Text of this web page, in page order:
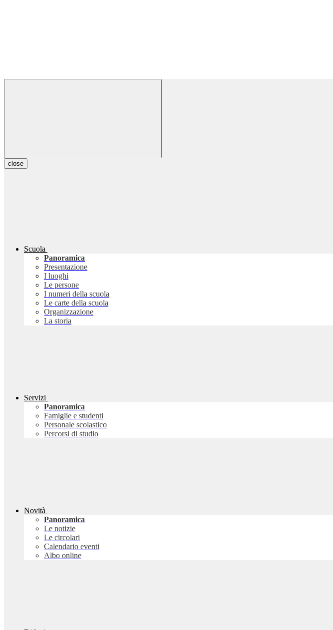
close
Scuola
Panoramica
Presentazione
I luoghi
Le persone
I numeri della scuola
Le carte della scuola
Organizzazione
La storia
Servizi
Panoramica
Famiglie e studenti
Personale scolastico
Percorsi di studio
Novità
Panoramica
Le notizie
Le circolari
Calendario eventi
Albo online